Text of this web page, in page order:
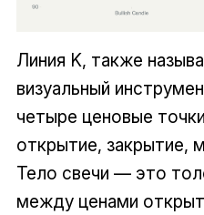
Линия K, также
визуальный
четыре ценовые
открытие, закрытие,
Тело свечи — это
между ценами